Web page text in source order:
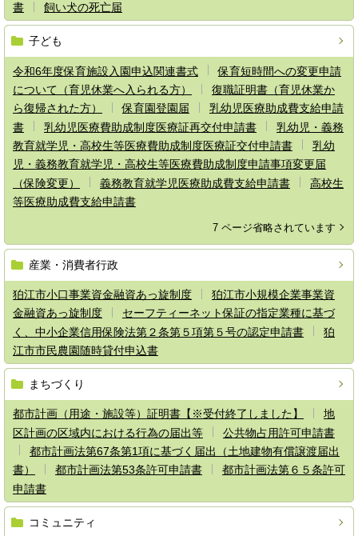
書
飼い犬の死亡届
子ども
令和6年度保育施設入園申込関連書式
保育短時間への変更申請
について（育児休業へ入られる方）
復職証明書（育児休業か
ら復帰された方）
保育園登園届
乳幼児医療助成費支給申請
書
乳幼児医療費助成制度医療証再交付申請書
乳幼児・義務
教育就学児・高校生等医療費助成制度医療証交付申請書
乳幼
児・義務教育就学児・高校生等医療費助成制度申請事項変更届
（保険変更）
義務教育就学児医療助成費支給申請書
高校生
等医療助成費支給申請書
7 ページ省略されています
産業・消費者行政
狛江市小口事業資金融資あっ旋制度
狛江市小規模企業事業資
金融資あっ旋制度
セーフティーネット保証の指定業種に基づ
く、中小企業信用保険法第２条第５項第５号の認定申請書
狛
江市市民農園随時貸付申込書
まちづくり
都市計画（用途・施設等）証明書【※受付終了しました】
地
区計画の区域内における行為の届出等
公共物占用許可申請書
都市計画法第67条第1項に基づく届出（土地建物有償譲渡届出
書）
都市計画法第53条許可申請書
都市計画法第６５条許可
申請書
コミュニティ